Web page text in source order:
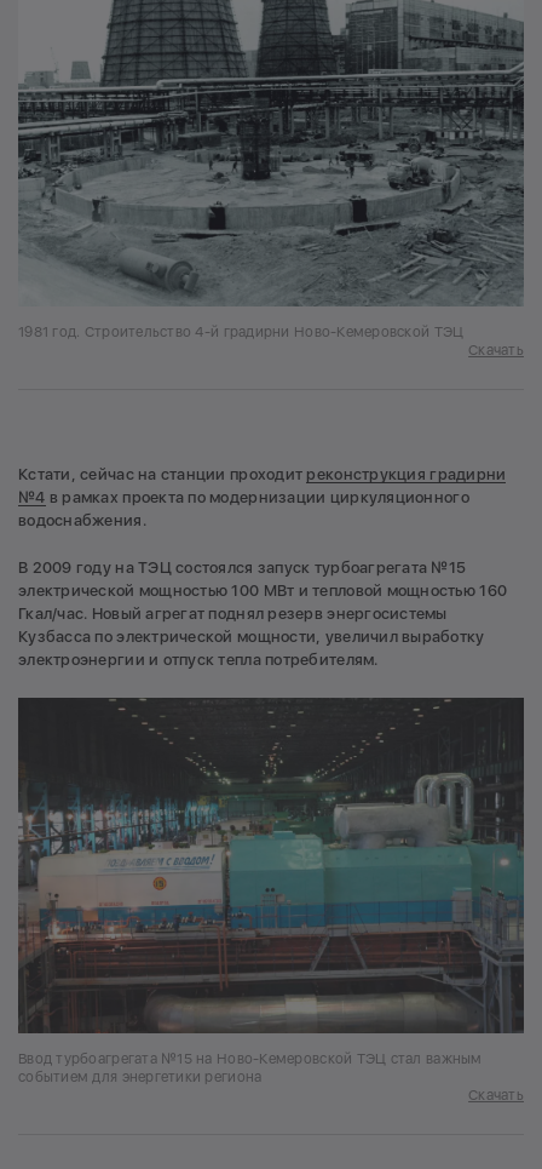
1981 год. Строительство 4-й градирни Ново-Кемеровской ТЭЦ
Скачать
Кстати, сейчас на станции проходит реконструкция градирни
№4 в рамках проекта по модернизации циркуляционного
водоснабжения.
В 2009 году на ТЭЦ состоялся запуск турбоагрегата №15
электрической мощностью 100 МВт и тепловой мощностью 160
Гкал/час. Новый агрегат поднял резерв энергосистемы
Кузбасса по электрической мощности, увеличил выработку
электроэнергии и отпуск тепла потребителям.
Ввод турбоагрегата №15 на Ново-Кемеровской ТЭЦ стал важным
событием для энергетики региона
Скачать